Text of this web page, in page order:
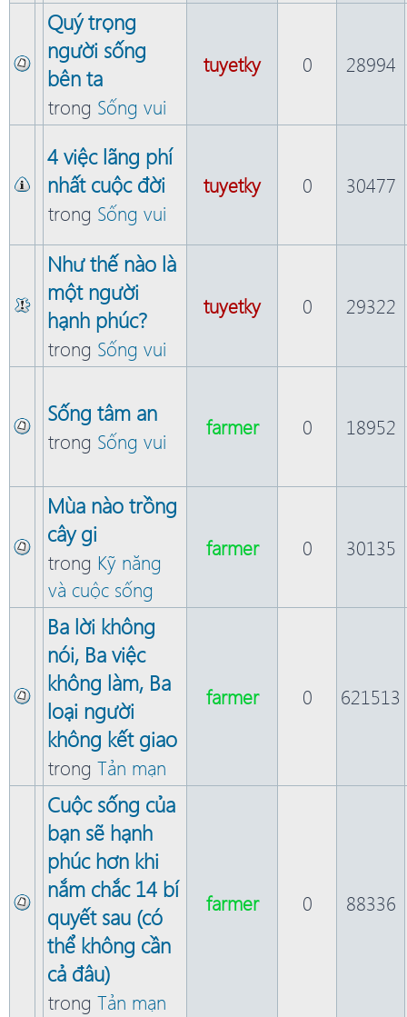
Quý trọng
người sống
bên ta
trong Sống vui
tuyetky 0 28994
4 việc lãng phí
nhất cuộc đời
trong Sống vui
tuyetky 0 30477
Như thế nào là
một người
hạnh phúc?
trong Sống vui
tuyetky 0 29322
Sống tâm an
trong Sống vui
farmer 0 18952
Mùa nào trồng
cây gi
trong Kỹ năng
và cuộc sống
farmer 0 30135
Ba lời không
nói, Ba việc
không làm, Ba
loại người
không kết giao
trong Tản mạn
farmer 0 621513
Cuộc sống của
bạn sẽ hạnh
phúc hơn khi
nắm chắc 14 bí
quyết sau (có
thể không cần
cả đâu)
trong Tản mạn
farmer 0 88336